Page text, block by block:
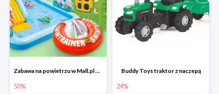
Zabawa na powietrzu w Mall.pl do -50%
50%
Buddy Toys traktor z naczepą
24%